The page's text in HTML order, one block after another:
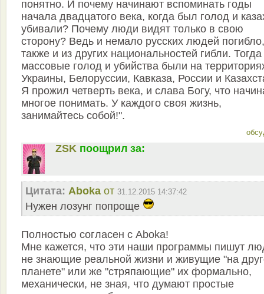
понятно. И почему начинают вспоминать годы
начала двадцатого века, когда был голод и
убивали? Почему люди видят только в свою
сторону? Ведь и немало русских людей погибло,
также и из других национальностей гибли. Тогда
массовые голод и убийства были на
Украины, Белоруссии, Кавказа, России и
Я прожил четверть века, и слава Богу, что
многое понимать. У каждого своя жизнь,
занимайтесь собой!".
ZSK поощрил за:
Цитата: Aboka от 31.12.2015 14:37:42
Нужен лозунг попроще
Полностью согласен с Aboka!
Мне кажется, что эти наши программы пишут
не знающие реальной жизни и живущие "на
планете" или же "стряпающие" их формально,
механически, не зная, что думают простые